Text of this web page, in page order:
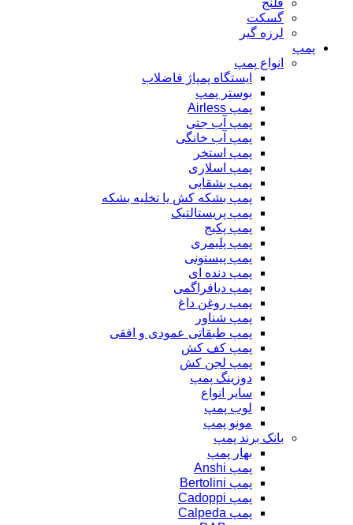
فلنج
گسکت
لرزه گیر
پمپ
انواع پمپ
ایستگاه پمپاژ فاضلاب
بوستر پمپ
پمپ Airless
پمپ آب جتی
پمپ آب خانگی
پمپ استخر
پمپ اسلاری
پمپ بشقابی
پمپ بشکه کش یا تخلیه بشکه
پمپ پریستالتیک
پمپ پکیج
پمپ پلیمری
پمپ پیستونی
پمپ دنده ای
پمپ دیافراگمی
پمپ روغن داغ
پمپ شناور
پمپ طبقاتی عمودی و افقی
پمپ کف کش
پمپ لجن کش
دوزینگ پمپ
سایر انواع
لوب پمپ
مونو پمپ
بانک برند پمپ
بهار پمپ
پمپ Anshi
پمپ Bertolini
پمپ Cadoppi
پمپ Calpeda